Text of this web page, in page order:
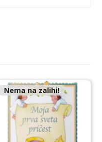
Nema na zalihi!